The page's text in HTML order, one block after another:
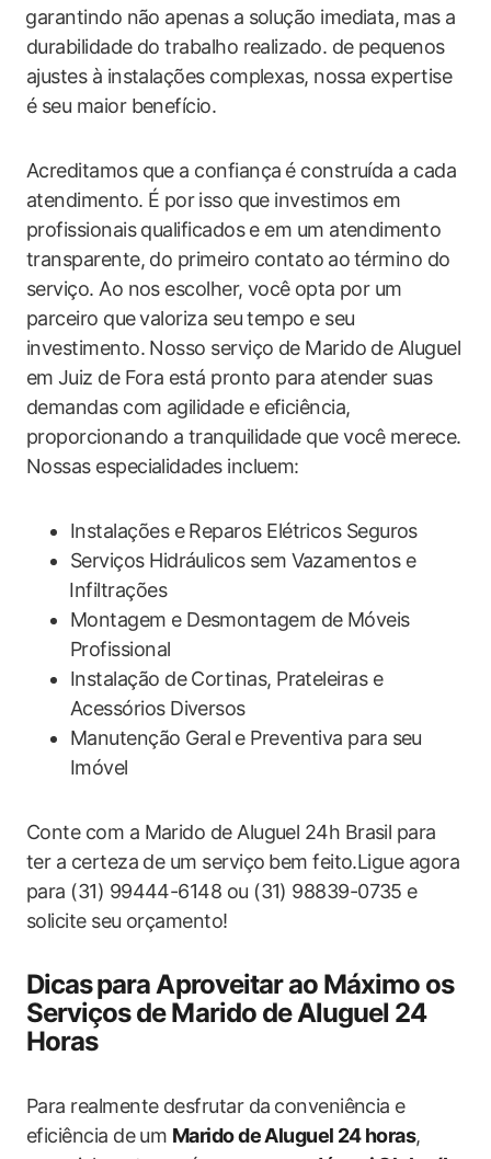
⁤garantindo não apenas a solução imediata, ⁤mas a
durabilidade do trabalho‌ realizado. de pequenos
ajustes à ‍instalações complexas, nossa expertise
é seu maior benefício.
Acreditamos que a‌ confiança ⁤é construída a cada
atendimento. É por⁢ isso que investimos em
profissionais qualificados e em um atendimento
transparente, ​do primeiro contato⁢ ao⁤ término‍ do
serviço. Ao nos‌ escolher, você ⁤opta por um
parceiro que⁤ valoriza seu tempo e seu
investimento. Nosso serviço ‌de Marido de Aluguel
em⁣ Juiz de Fora está pronto para atender suas
demandas com agilidade e eficiência,
proporcionando a tranquilidade que você merece.
Nossas especialidades incluem:
Instalações e Reparos Elétricos Seguros
Serviços Hidráulicos sem Vazamentos e
⁢Infiltrações
Montagem‍ e Desmontagem de Móveis
Profissional
Instalação de Cortinas, Prateleiras e
‍Acessórios Diversos
Manutenção Geral⁤ e Preventiva para seu
Imóvel
Conte com a Marido de Aluguel 24h Brasil para
ter a certeza de ‌um serviço⁤ bem feito.Ligue agora
para (31) ‍99444-6148 ou (31) ‍98839-0735 e
solicite seu orçamento!
Dicas⁤ para Aproveitar ao Máximo os
Serviços de Marido de Aluguel ‌24
Horas
Para realmente desfrutar da ⁣conveniência e
eficiência de ‌um Marido ​de Aluguel ⁤24 horas,